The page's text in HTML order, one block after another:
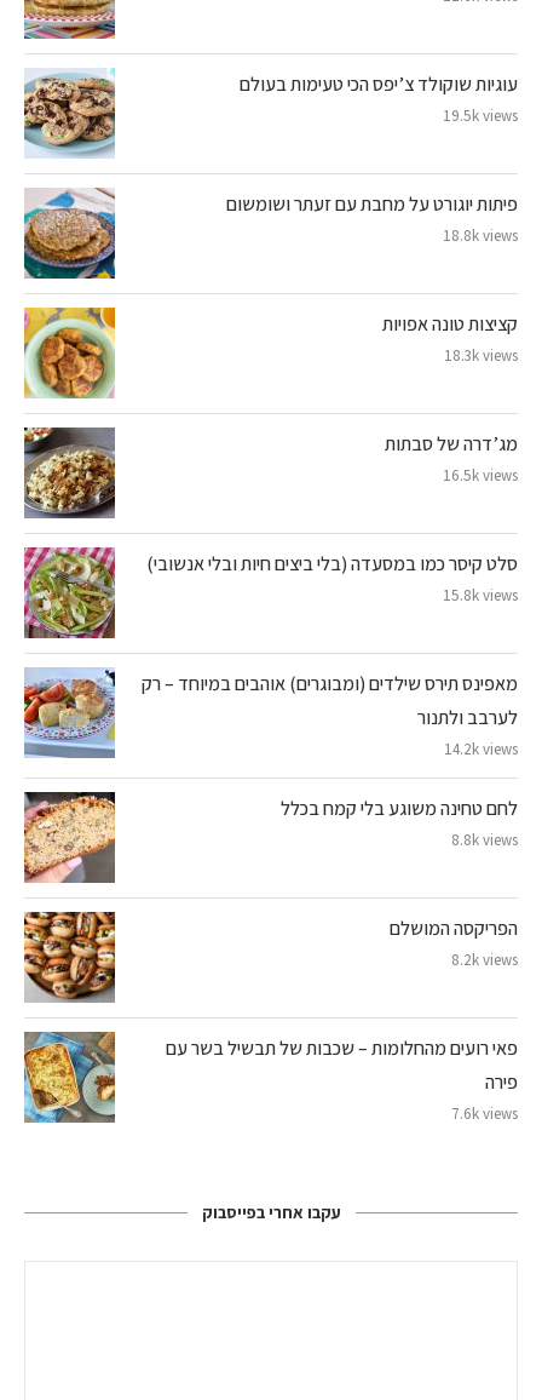
עוגיות שוקולד צ’יפס הכי טעימות בעולם
19.5k views
פיתות יוגורט על מחבת עם זעתר ושומשום
18.8k views
קציצות טונה אפויות
18.3k views
מג’דרה של סבתות
16.5k views
סלט קיסר כמו במסעדה (בלי ביצים חיות ובלי אנשובי)
15.8k views
מאפינס תירס שילדים (ומבוגרים) אוהבים במיוחד – רק
לערבב ולתנור
14.2k views
לחם טחינה משוגע בלי קמח בכלל
8.8k views
הפריקסה המושלם
8.2k views
פאי רועים מהחלומות – שכבות של תבשיל בשר עם
פירה
7.6k views
עקבו אחרי בפייסבוק